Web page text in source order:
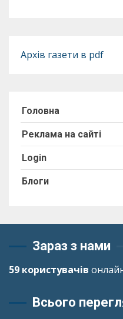
Архів газети в pdf
Головна
Реклама на сайті
Login
Блоги
Зараз з нами
59 користувачів
Всього